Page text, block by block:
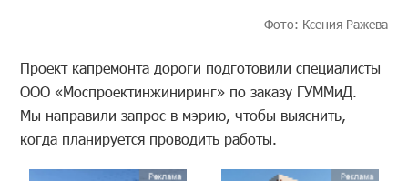
Фото: Ксения Ражева
Проект капремонта дороги подготовили специалисты
ООО «Моспроектинжиниринг» по заказу ГУММиД.
Мы направили запрос в мэрию, чтобы выяснить,
когда планируется проводить работы.